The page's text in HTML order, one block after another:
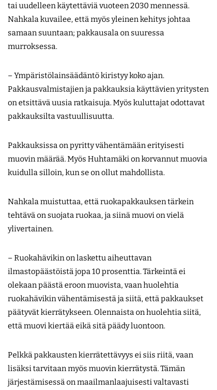
tai uudelleen käytettäviä vuoteen 2030 mennessä.
Nahkala kuvailee, että myös yleinen kehitys johtaa
samaan suuntaan; pak­kausala on suuressa
murroksessa.
– Ympäristölainsäädäntö kiristyy koko ajan.
Pakkausvalmistajien ja pakkauksia käyttävien yritysten
on etsittävä uusia ratkaisuja. Myös kuluttajat odottavat
pakkauksilta vastuullisuutta.
Pakkauksissa on pyritty vähentämään erityisesti
muovin määrää. Myös Huhtamäki on korvannut muovia
kuidulla silloin, kun se on ollut mahdollista.
Nahkala muistuttaa, että ruokapak­kauksen tärkein
tehtävä on suojata ruokaa, ja siinä muovi on vielä
ylivertainen.
– Ruokahävikin on laskettu aiheuttavan
ilmastopäästöistä jopa 10 prosenttia. Tärkeintä ei
olekaan päästä eroon muovista, vaan huolehtia
ruokahävikin vähentämisestä ja siitä, että pakkaukset
päätyvät kierrätykseen. Olennaista on huolehtia siitä,
että muovi kiertää eikä sitä päädy luontoon.
Pelkkä pakkausten kierrätettävyys ei siis riitä, vaan
lisäksi tarvitaan myös muovin kierrätystä. Tämän
järjestämisessä on maailmanlaajuisesti valtavasti